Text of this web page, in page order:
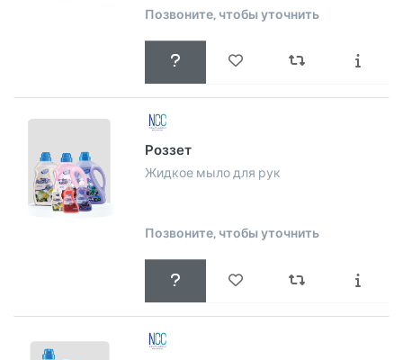
Позвоните, чтобы уточнить
Роззет
Жидкое мыло для рук
Позвоните, чтобы уточнить